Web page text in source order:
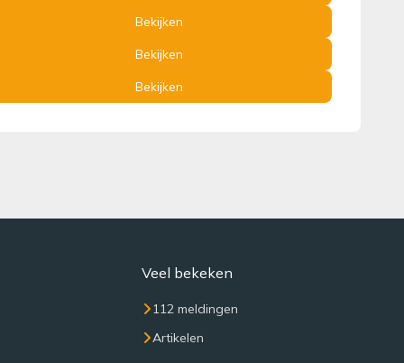
Bekijken
Bekijken
Bekijken
Veel bekeken
112 meldingen
Artikelen